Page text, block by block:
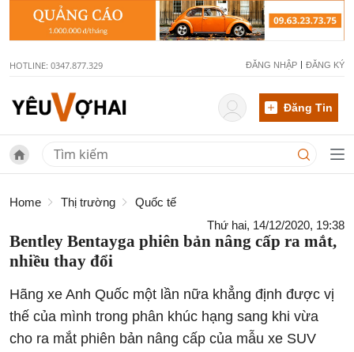
HOTLINE: 0347.877.329 ĐĂNG NHẬP ĐĂNG KÝ
Đăng Tin
Home Thị trường
Quốc tế
Thứ hai, 14/12/2020, 19:38
Bentley Bentayga phiên bản nâng cấp ra mắt,
nhiều thay đổi
Hãng xe Anh Quốc một lần nữa khẳng định được vị
thế của mình trong phân khúc hạng sang khi vừa
cho ra mắt phiên bản nâng cấp của mẫu xe SUV